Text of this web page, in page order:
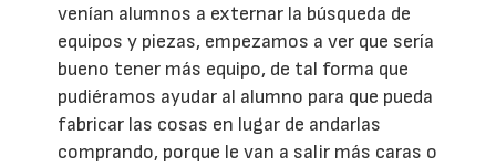
venían alumnos a externar la búsqueda de
equipos y piezas, empezamos a ver que sería
bueno tener más equipo, de tal forma que
pudiéramos ayudar al alumno para que pueda
fabricar las cosas en lugar de andarlas
comprando, porque le van a salir más caras o